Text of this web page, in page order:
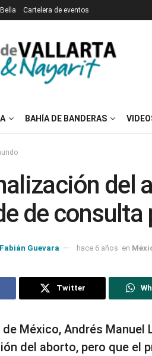
Cartelera de eventos
BAHÍA DE BANDERAS
del
de consulta
Guevara hace 6 años en
Twitter
México, Andrés Manuel
del aborto, pero que el